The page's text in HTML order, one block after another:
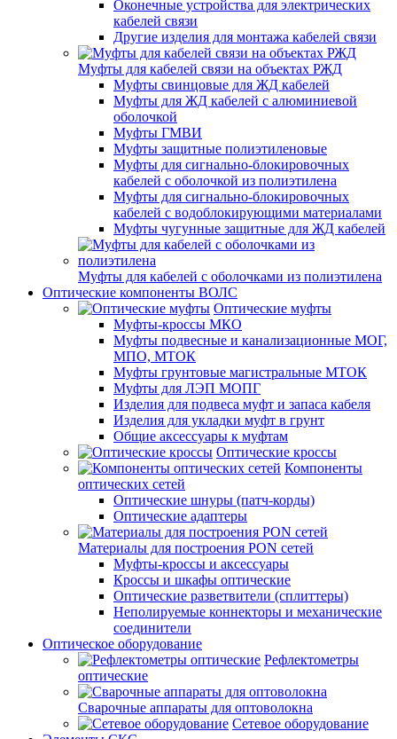
Оконечные устройства для электрических
кабелей связи
Другие изделия для монтажа кабелей связи
Муфты для кабелей связи на объектах РЖД
Муфты свинцовые для ЖД кабелей
Муфты для ЖД кабелей с алюминиевой
оболочкой
Муфты ГМВИ
Муфты защитные полиэтиленовые
Муфты для сигнально-блокировочных
кабелей с оболочкой из полиэтилена
Муфты для сигнально-блокировочных
кабелей с водоблокирующими материалами
Муфты чугунные защитные для ЖД кабелей
Муфты для кабелей с оболочками из полиэтилена
Оптические компоненты ВОЛС
Оптические муфты
Муфты-кроссы МКО
Муфты подвесные и канализационные МОГ,
МПО, МТОК
Муфты грунтовые магистральные МТОК
Муфты для ЛЭП МОПГ
Изделия для подвеса муфт и запаса кабеля
Изделия для укладки муфт в грунт
Общие аксессуары к муфтам
Оптические кроссы
Компоненты
оптических сетей
Оптические шнуры (патч-корды)
Оптические адаптеры
Материалы для построения PON сетей
Муфты-кроссы и аксессуары
Кроссы и шкафы оптические
Оптические разветвители (сплиттеры)
Неполируемые коннекторы и механические
соединители
Оптическое оборудование
Рефлектометры
оптические
Сварочные аппараты для оптоволокна
Сетевое оборудование